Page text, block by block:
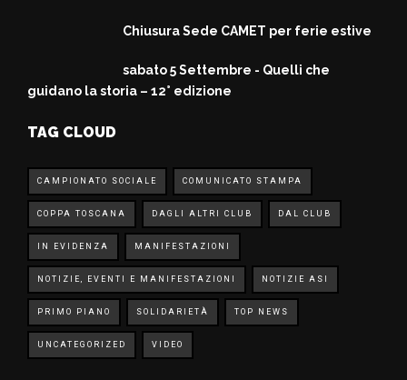
Chiusura Sede CAMET per ferie estive
sabato 5 Settembre - Quelli che
guidano la storia – 12° edizione
TAG CLOUD
CAMPIONATO SOCIALE COMUNICATO STAMPA
COPPA TOSCANA DAGLI ALTRI CLUB DAL CLUB
IN EVIDENZA MANIFESTAZIONI
NOTIZIE, EVENTI E MANIFESTAZIONI NOTIZIE ASI
PRIMO PIANO SOLIDARIETÀ TOP NEWS
UNCATEGORIZED VIDEO